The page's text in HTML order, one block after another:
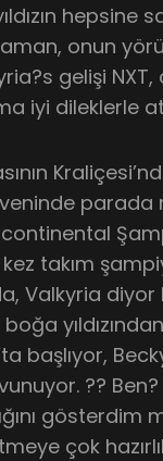
hepsine
onun
gelişi
iyi dileklerle
takım
Valkyria
başlıyor,
??
gösterdim
çok